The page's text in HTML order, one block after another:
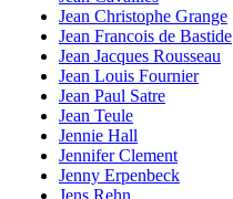
Jean Christophe Grange
Jean Francois de Bastide
Jean Jacques Rousseau
Jean Louis Fournier
Jean Paul Satre
Jean Teule
Jennie Hall
Jennifer Clement
Jenny Erpenbeck